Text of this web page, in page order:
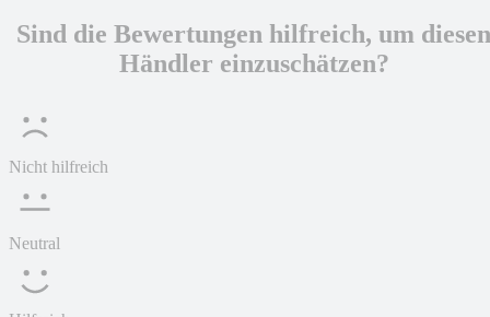
Sind die Bewertungen hilfreich, um diesen
Händler einzuschätzen?
Nicht hilfreich
Neutral